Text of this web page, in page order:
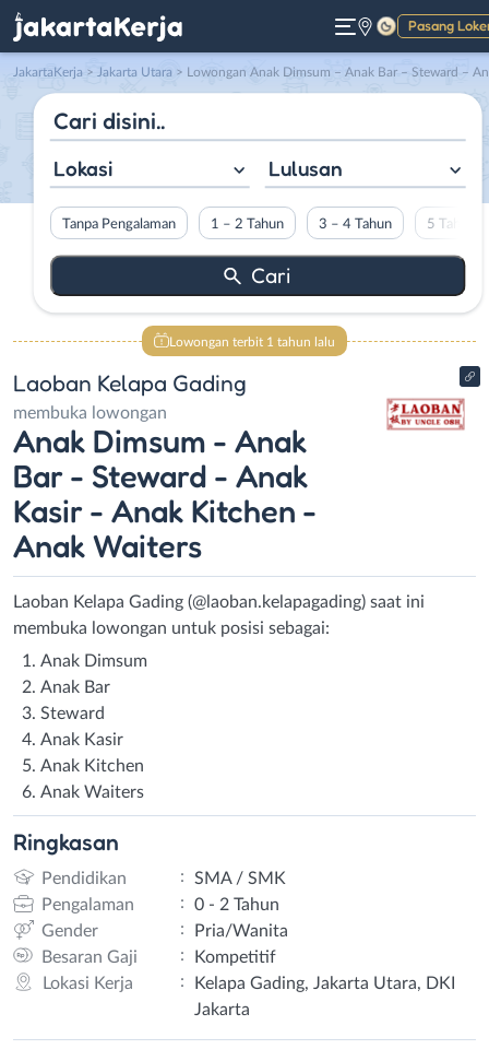
Pasang
Gelap
JakartaKerja > Jakarta Utara > Lowongan Anak Dimsum – Anak Bar – Steward – Anak Kasir – Anak Kitchen – Anak Waiters di Laoban Kelapa Gading
Lokasi Lulusan
Tanpa Pengalaman 1 – 2 Tahun 3 – 4 Tahun 5 Tahun
Lowongan terbit 1 tahun lalu
Laoban Kelapa Gading
membuka lowongan
Anak Dimsum - Anak
Bar - Steward - Anak
Kasir - Anak Kitchen -
Anak Waiters
Laoban Kelapa Gading (@laoban.kelapagading) saat ini
membuka lowongan untuk posisi sebagai:
Anak Dimsum
Anak Bar
Steward
Anak Kasir
Anak Kitchen
Anak Waiters
Ringkasan
Pendidikan :
SMA / SMK
Pengalaman
:
0 - 2 Tahun
Gender
:
Pria/Wanita
Besaran Gaji
:
Kompetitif
Lokasi Kerja
:
Kelapa Gading, Jakarta Utara, DKI
Jakarta